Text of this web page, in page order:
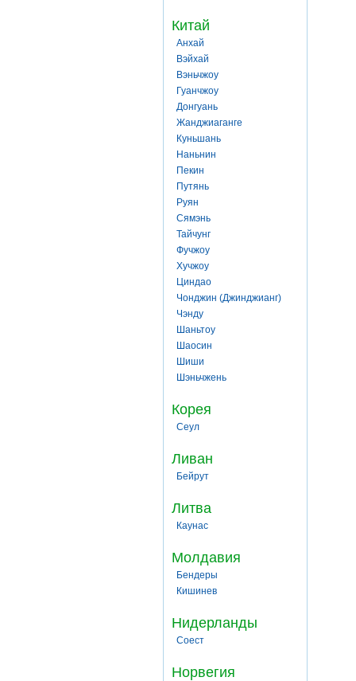
Китай
Анхай
Вэйхай
Вэньчжоу
Гуанчжоу
Донгуань
Жанджиаганге
Куньшань
Наньнин
Пекин
Путянь
Руян
Сямэнь
Тайчунг
Фучжоу
Хучжоу
Циндао
Чонджин (Джинджианг)
Чэнду
Шаньтоу
Шаосин
Шиши
Шэньчжень
Корея
Сеул
Ливан
Бейрут
Литва
Каунас
Молдавия
Бендеры
Кишинев
Нидерланды
Соест
Норвегия